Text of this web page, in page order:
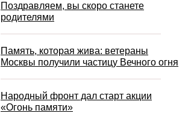
Поздравляем, вы скоро станете
родителями
Память, которая жива: ветераны
Москвы получили частицу Вечного огня
Народный фронт дал старт акции
«Огонь памяти»